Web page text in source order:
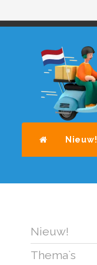
Nieuw!
Nieuw!
Thema`s